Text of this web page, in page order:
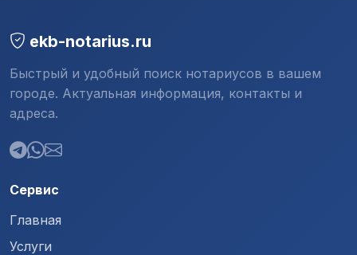
ekb-notarius.ru
Быстрый и удобный поиск нотариусов в вашем
городе. Актуальная информация, контакты и
адреса.
Сервис
Главная
Услуги